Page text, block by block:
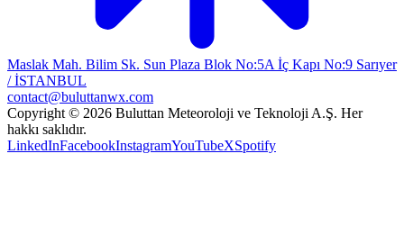
Maslak Mah. Bilim Sk. Sun Plaza Blok No:5A İç Kapı No:9 Sarıyer
/ İSTANBUL
contact@buluttanwx.com
Copyright © 2026 Buluttan Meteoroloji ve Teknoloji A.Ş. Her
hakkı saklıdır.
LinkedInFacebookInstagramYouTubeXSpotify